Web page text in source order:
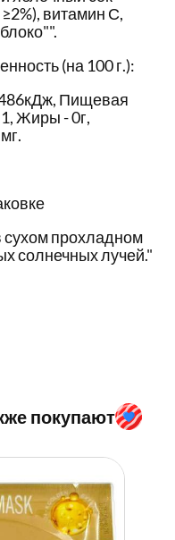
витамин С,
(на 100 г.):
Пищевая
Жиры - 0г,
сухом прохладном
солнечных лучей."
покупают